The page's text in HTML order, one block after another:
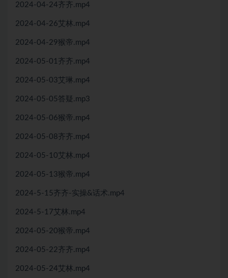
2024-04-24齐齐.mp4
2024-04-26艾林.mp4
2024-04-29猴帝.mp4
2024-05-01齐齐.mp4
2024-05-03艾琳.mp4
2024-05-05答疑.mp3
2024-05-06猴帝.mp4
2024-05-08齐齐.mp4
2024-05-10艾林.mp4
2024-05-13猴帝.mp4
2024-5-15齐齐-实操&话术.mp4
2024-5-17艾林.mp4
2024-05-20猴帝.mp4
2024-05-22齐齐.mp4
2024-05-24艾林.mp4